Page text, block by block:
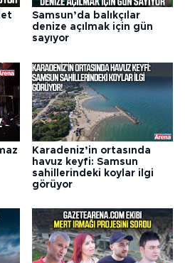
Samsun’da balıkçılar
denize açılmak için gün
sayıyor
Karadeniz’in ortasında
havuz keyfi: Samsun
sahillerindeki koylar ilgi
görüyor